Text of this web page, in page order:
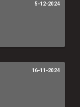
5-12-2024
16-11-2024